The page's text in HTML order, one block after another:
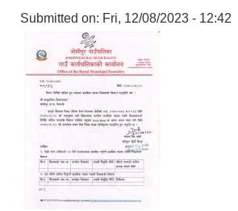
Submitted on: Fri, 12/08/2023 - 12:42